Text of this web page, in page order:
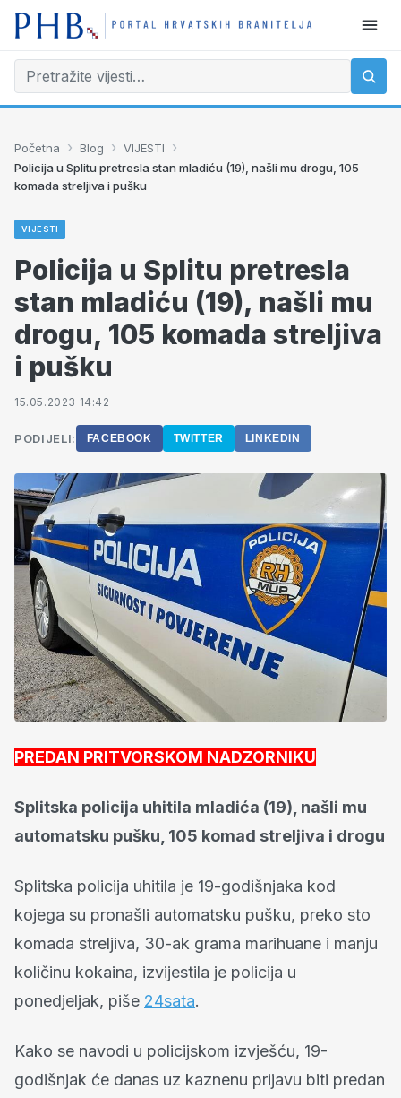
Početna › Blog › VIJESTI ›
Policija u Splitu pretresla stan mladiću (19), našli mu drogu, 105
komada streljiva i pušku
VIJESTI
Policija u Splitu pretresla
stan mladiću (19), našli mu
drogu, 105 komada streljiva
i pušku
15.05.2023 14:42
PODIJELI: FACEBOOK TWITTER LINKEDIN
PREDAN PRITVORSKOM NADZORNIKU
Splitska policija uhitila mladića (19), našli mu
automatsku pušku, 105 komad streljiva i drogu
Splitska policija uhitila je 19-godišnjaka kod
kojega su pronašli automatsku pušku, preko sto
komada streljiva, 30-ak grama marihuane i manju
količinu kokaina, izvijestila je policija u
ponedjeljak, piše 24sata.
Kako se navodi u policijskom izvješću, 19-
godišnjak će danas uz kaznenu prijavu biti predan